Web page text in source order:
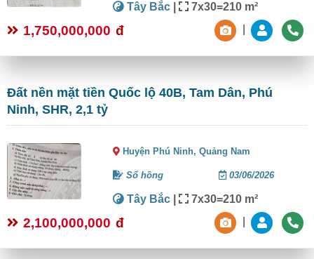
Tây Bắc | 7x30=210 m²
1,750,000,000 đ
Đất nền mặt tiền Quốc lộ 40B, Tam Dân, Phú
Ninh, SHR, 2,1 tỷ
Huyện Phú Ninh,Quảng Nam
Sổ hồng 03/06/2026
Tây Bắc | 7x30=210 m²
2,100,000,000 đ